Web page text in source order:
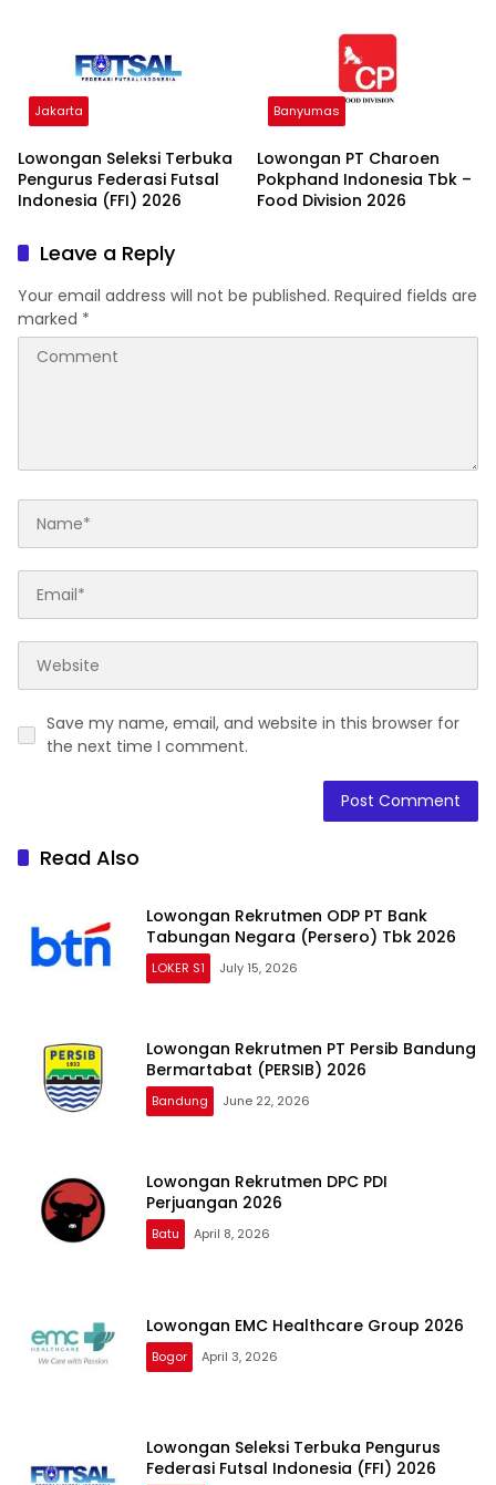
Jakarta
Lowongan Seleksi Terbuka
Pengurus Federasi Futsal
Indonesia (FFI) 2026
Banyumas
Lowongan PT Charoen
Pokphand Indonesia Tbk –
Food Division 2026
Leave a Reply
Your email address will not be published. Required fields are
marked *
Save my name, email, and website in this browser for
the next time I comment.
Read Also
Lowongan Rekrutmen ODP PT Bank
Tabungan Negara (Persero) Tbk 2026
LOKER S1 July 15, 2026
Lowongan Rekrutmen PT Persib Bandung
Bermartabat (PERSIB) 2026
Bandung June 22, 2026
Lowongan Rekrutmen DPC PDI
Perjuangan 2026
Batu April 8, 2026
Lowongan EMC Healthcare Group 2026
Bogor April 3, 2026
Lowongan Seleksi Terbuka Pengurus
Federasi Futsal Indonesia (FFI) 2026